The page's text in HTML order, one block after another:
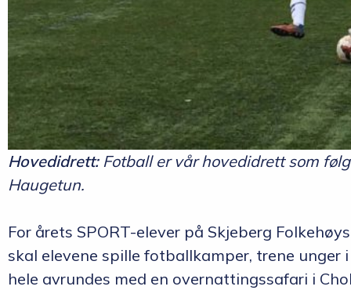
Hovedidrett:Fotball er vår hovedidrett som
Haugetun.
For årets SPORT-elever på Skjeberg
skal elevene spille fotballkamper, trene
hele avrundes med en overnattingssafari i